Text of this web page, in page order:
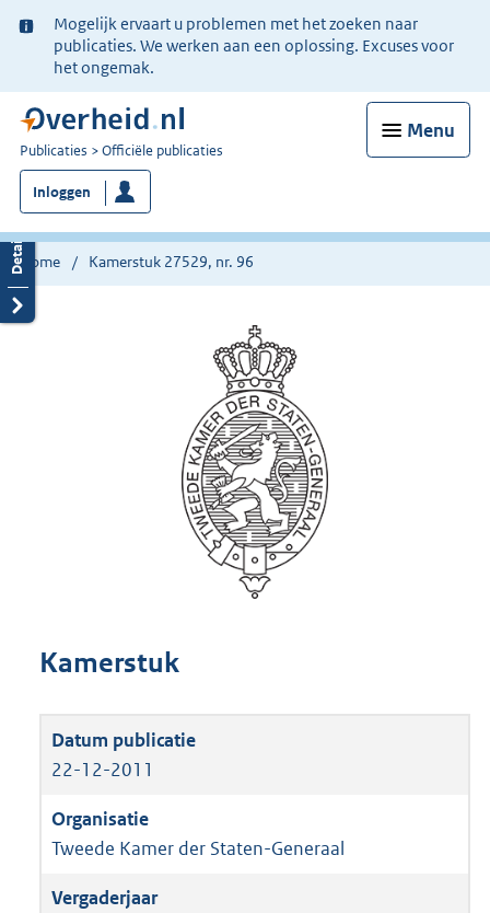
Ter
informatie:
Mogelijk ervaart u problemen met het zoeken naar
publicaties. We werken aan een oplossing. Excuses voor
het ongemak.
Menu
U
bent
nu
hier:
Publicaties Officiële publicaties
Inloggen
Home Kamerstuk 27529, nr. 96
Kamerstuk
22-12-2011
Tweede Kamer der Staten-Generaal